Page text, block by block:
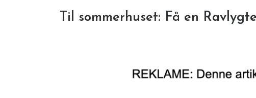
Til sommerhuset: Få en